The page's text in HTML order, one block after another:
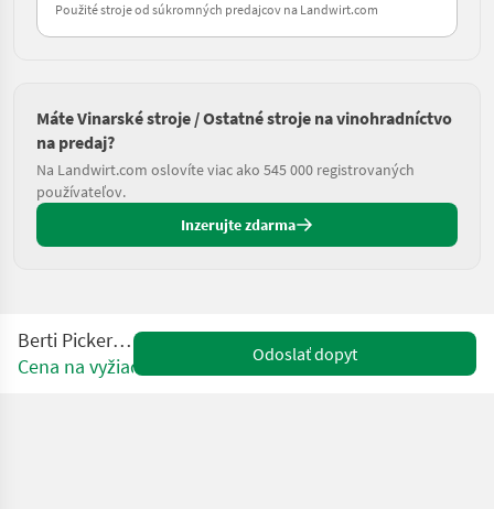
Použité stroje od súkromných predajcov na Landwirt.com
Máte Vinarské stroje / Ostatné stroje na vinohradníctvo
na predaj?
Na Landwirt.com oslovíte viac ako 545 000 registrovaných
používateľov.
Inzerujte zdarma
Berti Picker C 160
Cena na vyžiadanie
Odoslať dopyt